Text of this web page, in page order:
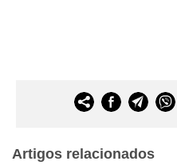
Artigos relacionados